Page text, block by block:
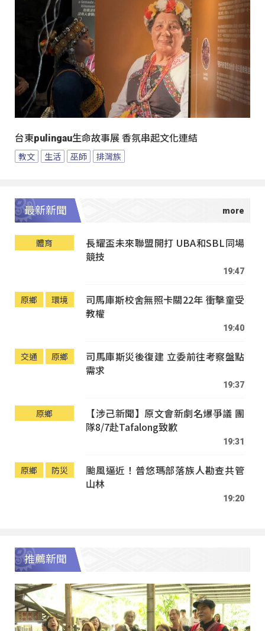
台東pulingau生命故事展 香氛串起文化連結
教文 生活 巫師 排灣族
最新新聞
體育
長耀盃未來聯盟開打 UBA和SBL同場
競技
19:47
原鄉 環境
司馬庫斯校舍無照卡關22年 衝擊童受
教權
19:40
交通 原鄉
司馬庫斯災後復建 立委前往考察盤點
需求
19:37
原鄉
【涉己新聞】原文會新劇名爆爭議 團
隊8/7赴Tafalong致歉
19:31
原鄉 防災
颱風逼近！普悠瑪部落族人勘查共管
山林
19:20
推薦新聞